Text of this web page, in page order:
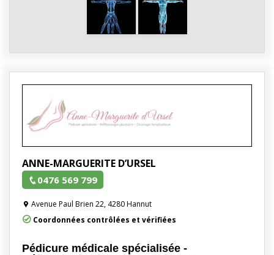
ANNE-MARGUERITE D’URSEL
0476 569 799
Avenue Paul Brien 22, 4280 Hannut
Coordonnées contrôlées et vérifiées
Pédicure médicale spécialisée -